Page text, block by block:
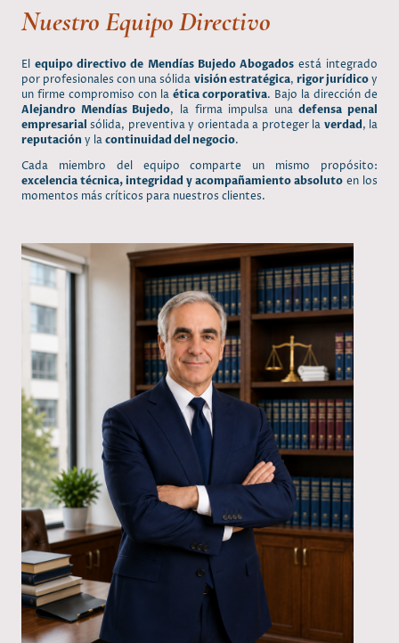
Nuestro Equipo Directivo
Elequipo directivo de Mendías Bujedo Abogadosestá integrado
por profesionales con una sólida visión estratégica, rigor jurídicoy
un firme compromiso con la ética corporativa. Bajo la dirección de
Alejandro Mendías Bujedo, la firma impulsa unadefensa penal
empresarial sólida, preventiva y orientada a proteger la verdad, la
reputación y lacontinuidad del negocio.
Cada miembro del equipo comparte un mismo propósito:
excelencia técnica, integridad y acompañamiento absoluto en los
momentos más críticos para nuestros clientes.